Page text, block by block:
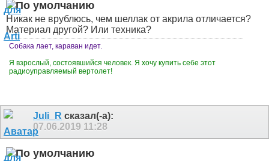
Никак не врублюсь, чем шеллак от акрила отличается?
Материал другой? Или техника?
Собака лает, караван идет.
Я взрослый, состоявшийся человек. Я хочу купить себе этот
радиоуправляемый вертолет!
Juli_R сказал(-а):
07.06.2019 11:28